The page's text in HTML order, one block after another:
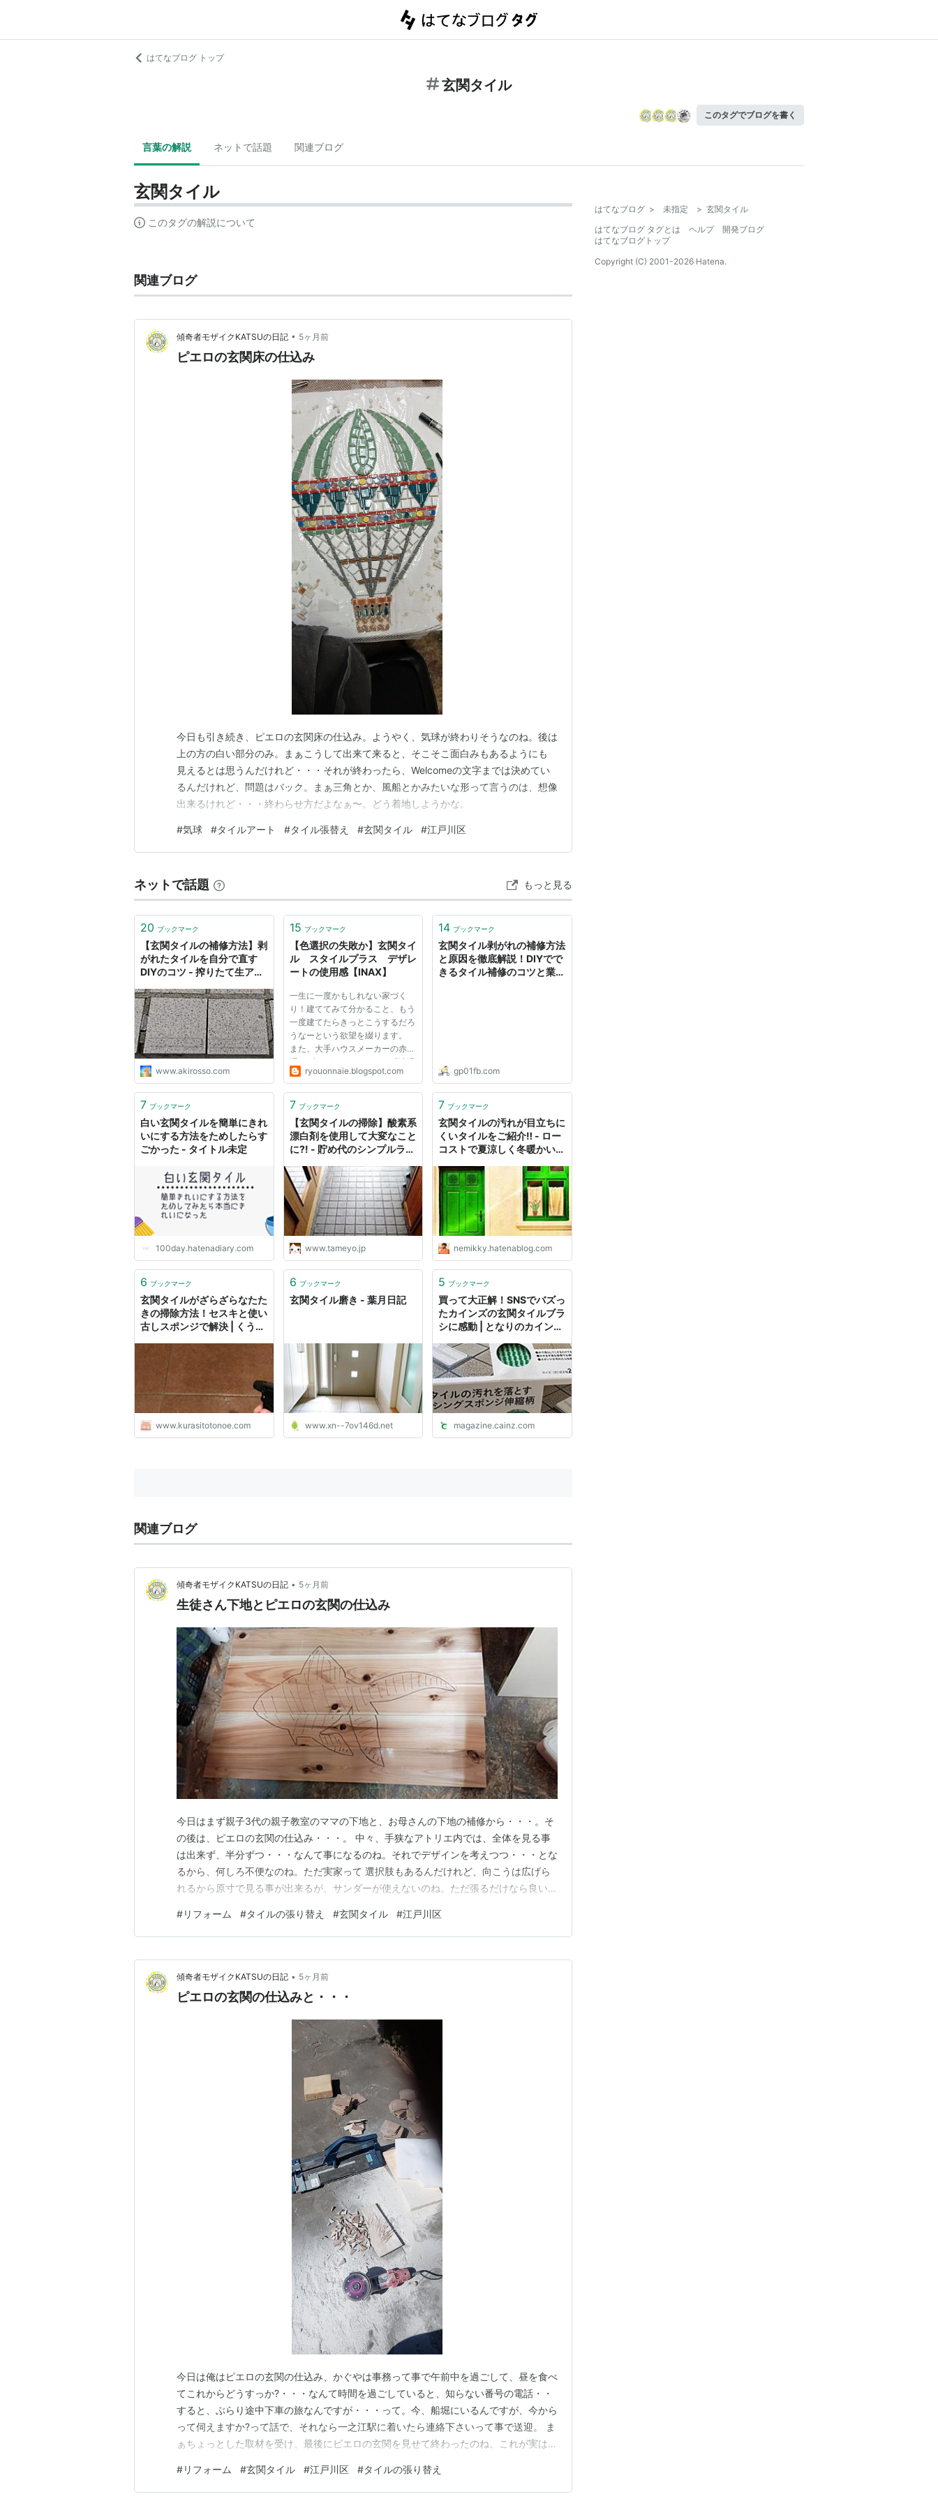
はてなブログ トップ
玄関タイル
このタグでブログを書く
言葉の解説 ネットで話題 関連ブログ
玄関タイル
このタグの解説について
関連ブログ
傾奇者モザイクKATSUの日記 • 5ヶ月前
ピエロの玄関床の仕込み
今日も引き続き、ピエロの玄関床の仕込み。ようやく、気球が終わりそうなのね。後は
上の方の白い部分のみ。まぁこうして出来て来ると、そこそこ面白みもあるようにも
見えるとは思うんだけれど・・・それが終わったら、Welcomeの文字までは決めてい
るんだけれど、問題はバック。まぁ三角とか、風船とかみたいな形って言うのは、想像
出来るけれど・・・終わらせ方だよなぁ〜。どう着地しようかな。
#気球 #タイルアート #タイル張替え #玄関タイル #江戸川区
ネットで話題 もっと見る
20 ブックマーク
【玄関タイルの補修方法】剥
がれたタイルを自分で直す
DIYのコツ - 搾りたて生アキ
www.akirosso.com
15 ブックマーク
【色選択の失敗か】玄関タイ
ル スタイルプラス デザレ
ートの使用感【INAX】
一生に一度かもしれない家づく
り！建ててみて分かること、もう
一度建てたらきっとこうするだろ
うなーという欲望を綴ります。
また、大手ハウスメーカーの赤
裸々ブログはありますが、『涼温
な家』はなかったので、もし候補
てもらえればと思ってます。
ryouonnaie.blogspot.com
14 ブックマーク
玄関タイル剥がれの補修方法
と原因を徹底解説！DIYでで
きるタイル補修のコツと業者
gp01fb.com
7 ブックマーク
白い玄関タイルを簡単にきれ
いにする方法をためしたらす
ごかった - タイトル未定
100day.hatenadiary.com
7 ブックマーク
【玄関タイルの掃除】酸素系
漂白剤を使用して大変なこと
に?! - 貯め代のシンプルライ
www.tameyo.jp
7 ブックマーク
玄関タイルの汚れが目立ちに
くいタイルをご紹介‼️ - ロー
コストで夏涼しく冬暖かい家
nemikky.hatenablog.com
6 ブックマーク
玄関タイルがざらざらなたた
きの掃除方法！セスキと使い
古しスポンジで解決 | くうか
www.kurasitotonoe.com
6 ブックマーク
玄関タイル磨き - 葉月日記
www.xn--7ov146d.net
5 ブックマーク
買って大正解！SNSでバズっ
たカインズの玄関タイルブラ
シに感動 | となりのカインズ
magazine.cainz.com
関連ブログ
傾奇者モザイクKATSUの日記 • 5ヶ月前
生徒さん下地とピエロの玄関の仕込み
今日はまず親子3代の親子教室のママの下地と、お母さんの下地の補修から・・・。そ
の後は、ピエロの玄関の仕込み・・・。 中々、手狭なアトリエ内では、全体を見る事
は出来ず、半分ずつ・・・なんて事になるのね。それでデザインを考えつつ・・・とな
るから、何しろ不便なのね。ただ実家って 選択肢もあるんだけれど、向こうは広げら
れるから原寸で見る事が出来るが、サンダーが使えないのね。ただ張るだけなら良いん
ど、本来モザイクをするって言った時に、普通は設計士が下絵を描くのね。設計図を
ね。それをモザイクする人が、平米数を拾って 材料を揃え…
#リフォーム #タイルの張り替え #玄関タイル #江戸川区
傾奇者モザイクKATSUの日記 • 5ヶ月前
ピエロの玄関の仕込みと・・・
今日は俺はピエロの玄関の仕込み、かぐやは事務って事で午前中を過ごして、昼を食べ
てこれからどうすっか?・・・なんて時間を過ごしていると、知らない番号の電話・・
すると、ぶらり途中下車の旅なんですが・・・って。今、船堀にいるんですが、今から
って伺えますか?って話で、それなら一之江駅に着いたら連絡下さいって事で送迎。 ま
ぁちょっとした取材を受け、最後にピエロの玄関を見せて終わったのね。これが実は3
の時、そこからじゃぶらりじゃ無くて、アスリートになっちゃうって事で流れたり、後
1回は何だったけなぁ・・・って位の話で、覚えが余…
#リフォーム #玄関タイル #江戸川区 #タイルの張り替え
はてなブログ > 未指定 > 玄関タイル
はてなブログ タグとは
ヘルプ
開発ブログ
はてなブログトップ
Copyright (C) 2001-2026 Hatena.